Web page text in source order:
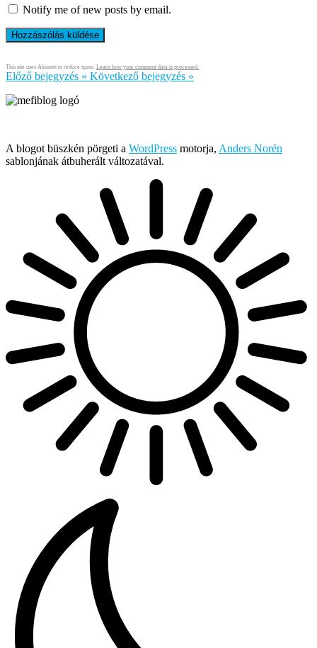
Notify me of new posts by email.
This site uses Akismet to reduce spam. Learn how your comment data is processed.
Előző bejegyzés « Következő bejegyzés »
A blogot büszkén pörgeti a WordPress motorja, Anders Norén
sablonjának átbuherált változatával.